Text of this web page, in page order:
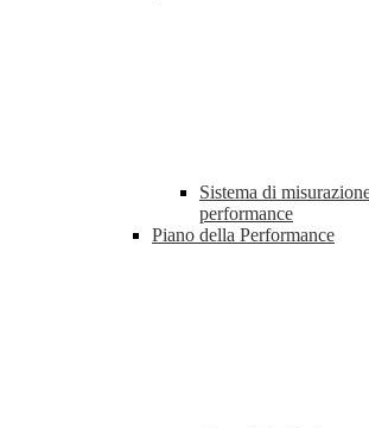
Sistema di
performance
Piano della Performance